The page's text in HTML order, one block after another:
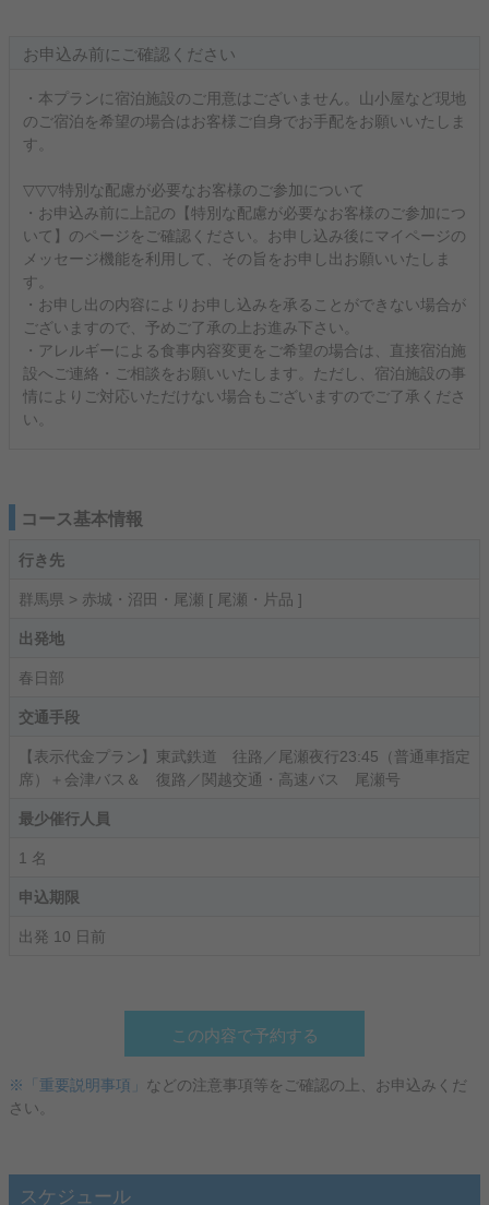
お申込み前にご確認ください
・本プランに宿泊施設のご用意はございません。山小屋など現地
のご宿泊を希望の場合はお客様ご自身でお手配をお願いいたしま
す。
▽▽▽特別な配慮が必要なお客様のご参加について
・お申込み前に上記の【特別な配慮が必要なお客様のご参加につ
いて】のページをご確認ください。お申し込み後にマイページの
メッセージ機能を利用して、その旨をお申し出お願いいたしま
す。
・お申し出の内容によりお申し込みを承ることができない場合が
ございますので、予めご了承の上お進み下さい。
・アレルギーによる食事内容変更をご希望の場合は、直接宿泊施
設へご連絡・ご相談をお願いいたします。ただし、宿泊施設の事
情によりご対応いただけない場合もございますのでご了承くださ
い。
コース基本情報
行き先
群馬県 > 赤城・沼田・尾瀬 [ 尾瀬・片品 ]
出発地
春日部
交通手段
【表示代金プラン】東武鉄道 往路／尾瀬夜行23:45（普通車指定
席）＋会津バス＆ 復路／関越交通・高速バス 尾瀬号
最少催行人員
1 名
申込期限
出発 10 日前
この内容で予約する
※「重要説明事項」 などの注意事項等をご確認の上、お申込みくだ
さい。
スケジュール